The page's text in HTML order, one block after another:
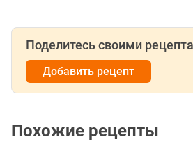
Поделитесь своими
Добавить рецепт
Похожие рецепты